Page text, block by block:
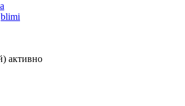
blimi
активно